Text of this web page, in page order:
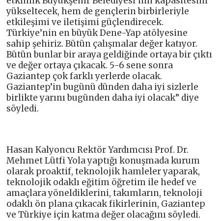
yükseltecek, hem de gençlerin birbirleriyle
etkileşimi ve iletişimi güçlendirecek.
Türkiye’nin en büyük Dene-Yap atölyesine
sahip şehiriz. Bütün çalışmalar değer katıyor.
Bütün bunlar bir araya geldiğinde ortaya bir çıktı
ve değer ortaya çıkacak. 5-6 sene sonra
Gaziantep çok farklı yerlerde olacak.
Gaziantep’in bugünü dünden daha iyi sizlerle
birlikte yarını bugünden daha iyi olacak” diye
söyledi.
Hasan Kalyoncu Rektör Yardımcısı Prof. Dr.
Mehmet Lütfi Yola yaptığı konuşmada kurum
olarak proaktif, teknolojik hamleler yaparak,
teknolojik odaklı eğitim öğretim ile hedef ve
amaçlara yöneldiklerini, takımların, teknoloji
odaklı ön plana çıkacak fikirlerinin, Gaziantep
ve Türkiye için katma değer olacağını söyledi.